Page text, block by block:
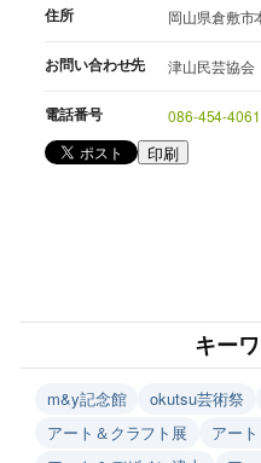
住所 岡山県倉敷市
お問い合わせ先 津山民芸協会
電話番号 086-454-4061
印刷
キー
m&y記念館 okutsu芸術祭
アート＆クラフト展
アー